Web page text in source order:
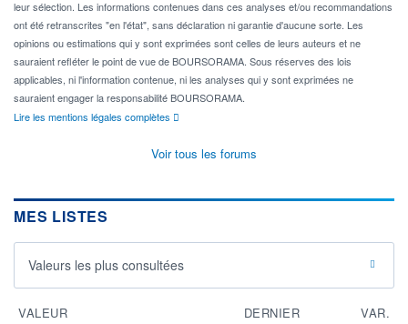
leur sélection. Les informations contenues dans ces analyses et/ou recommandations
ont été retranscrites "en l'état", sans déclaration ni garantie d'aucune sorte. Les
opinions ou estimations qui y sont exprimées sont celles de leurs auteurs et ne
sauraient refléter le point de vue de BOURSORAMA. Sous réserves des lois
applicables, ni l'information contenue, ni les analyses qui y sont exprimées ne
sauraient engager la responsabilité BOURSORAMA.
Lire les mentions légales complètes
Voir tous les forums
MES LISTES
Valeurs les plus consultées
VALEUR DERNIER VAR.